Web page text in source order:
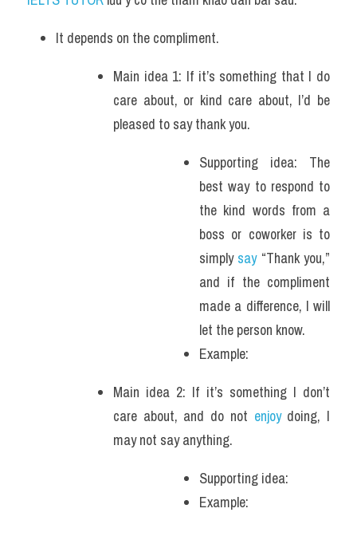
It depends on the compliment.
Main idea 1: If it’s something that I do
care about, or kind care about, I’d be
pleased to say thank you.
Supporting idea: The
best way to respond to
the kind words from a
boss or coworker is to
simply say “Thank you,”
and if the compliment
made a difference, I will
let the person know.
Example:
Main idea 2: If it’s something I don’t
care about, and do not enjoy doing, I
may not say anything.
Supporting idea:
Example: